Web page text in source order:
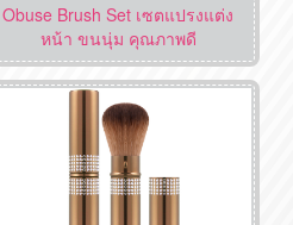
Obuse Brush Set เซตแปรงแต่ง
หน้า ขนนุ่ม คุณภาพดี